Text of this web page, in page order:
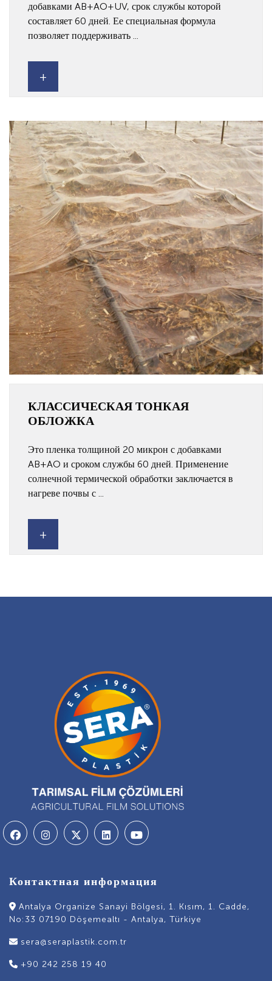
добавками AB+AO+UV, срок службы которой
составляет 60 дней. Ее специальная формула
позволяет поддерживать ...
+
КЛАССИЧЕСКАЯ ТОНКАЯ
ОБЛОЖКА
Это пленка толщиной 20 микрон с добавками
AB+AO и сроком службы 60 дней. Применение
солнечной термической обработки заключается в
нагреве почвы с ...
+
Контактная информация
Antalya Organize Sanayi Bölgesi, 1. Kısım, 1. Cadde,
No:33 07190 Döşemealtı - Antalya, Türkiye
sera@seraplastik.com.tr
+90 242 258 19 40